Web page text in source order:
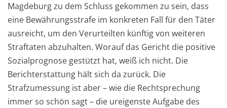
Magdeburg zu dem Schluss gekommen zu sein, dass
eine Bewährungsstrafe im konkreten Fall für den Täter
ausreicht, um den Verurteilten künftig von weiteren
Straftaten abzuhalten. Worauf das Gericht die positive
Sozialprognose gestützt hat, weiß ich nicht. Die
Berichterstattung hält sich da zurück. Die
Strafzumessung ist aber – wie die Rechtsprechung
immer so schön sagt – die ureigenste Aufgabe des